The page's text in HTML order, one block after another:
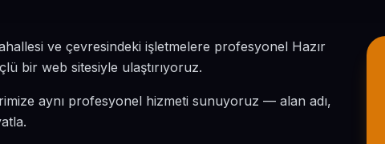
ve çevresindeki işletmelere profesyonel Hazır
bir web sitesiyle ulaştırıyoruz.
aynı profesyonel hizmeti sunuyoruz — alan adı,